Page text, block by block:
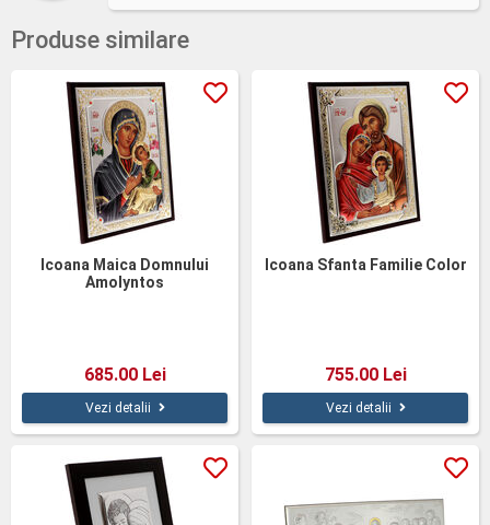
Produse similare
Icoana Maica Domnului
Amolyntos
685.00 Lei
Vezi detalii
Icoana Sfanta Familie Color
755.00 Lei
Vezi detalii